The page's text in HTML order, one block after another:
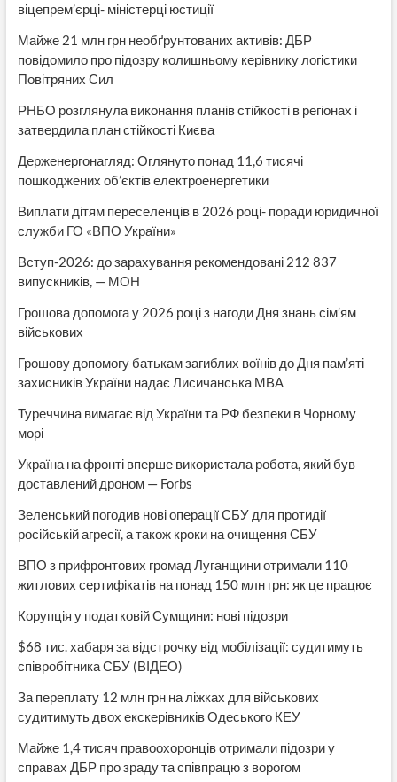
віцепрем’єрці- міністерці юстиції
Майже 21 млн грн необґрунтованих активів: ДБР
повідомило про підозру колишньому керівнику логістики
Повітряних Сил
РНБО розглянула виконання планів стійкості в регіонах і
затвердила план стійкості Києва
Держенергонагляд: Оглянуто понад 11,6 тисячі
пошкоджених об’єктів електроенергетики
Виплати дітям переселенців в 2026 році- поради юридичної
служби ГО «ВПО України»
Вступ-2026: до зарахування рекомендовані 212 837
випускників, — МОН
Грошова допомога у 2026 році з нагоди Дня знань сім’ям
військових
Грошову допомогу батькам загиблих воїнів до Дня пам’яті
захисників України надає Лисичанська МВА
Туреччина вимагає від України та РФ безпеки в Чорному
морі
Україна на фронті вперше використала робота, який був
доставлений дроном — Forbs
Зеленський погодив нові операції СБУ для протидії
російській агресії, а також кроки на очищення СБУ
ВПО з прифронтових громад Луганщини отримали 110
житлових сертифікатів на понад 150 млн грн: як це працює
Корупція у податковій Сумщини: нові підозри
$68 тис. хабаря за відстрочку від мобілізації: судитимуть
співробітника СБУ (ВІДЕО)
За переплату 12 млн грн на ліжках для військових
судитимуть двох екскерівників Одеського КЕУ
Майже 1,4 тисяч правоохоронців отримали підозри у
справах ДБР про зраду та співпрацю з ворогом